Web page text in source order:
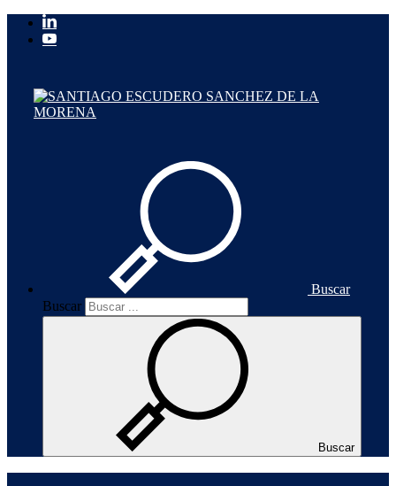
Buscar
Buscar
Buscar